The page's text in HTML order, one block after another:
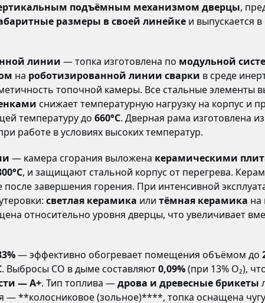
подъёмным механизмом дверцы,
размеры в своей линейке и выпускается
линии — топка изготовлена по модульной
на роботизированной линии сварки в среде
топочной камеры. Все стальные элементы
снижает температурную нагрузку на корпус и
температуру до 660°C. Дверная рама изготовлена из
работе в условиях высоких температур.
— камера сгорания выложена керамическими
, и защищают стальной корпус от перегрева.
завершения горения. При интенсивной
светлая керамика или тёмная керамика на
относительно уровня дверцы, что увеличивает
— эффективно обогревает помещения объёмом до
. Выбросы CO в дыме составляют0,09%(при 13% O₂),
— A+. Тип топлива —дрова и древесные брикеты
— **колосниковое (зольное)****, топка оснащена